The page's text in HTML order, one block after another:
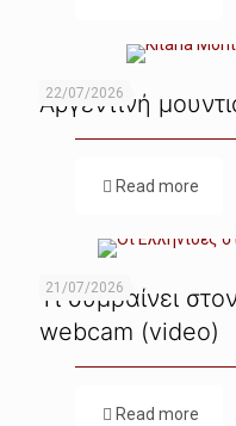
22/07/2026
Αργεντινή
Read more
21/07/2026
Τι συμβαίνει
webcam (video)
Read more